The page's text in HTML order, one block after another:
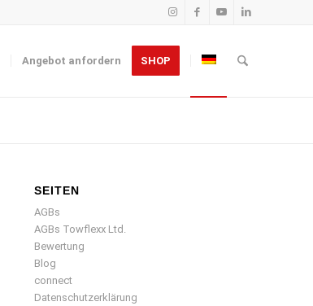
Angebot anfordern SHOP
SEITEN
AGBs
AGBs Towflexx Ltd.
Bewertung
Blog
connect
Datenschutzerklärung